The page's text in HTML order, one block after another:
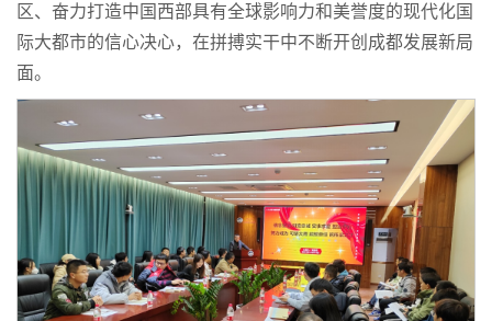
区、奋力打造中国西部具有全球影响力和美誉度的现代化国
际大都市的信心决心，在拼搏实干中不断开创成都发展新局
面。